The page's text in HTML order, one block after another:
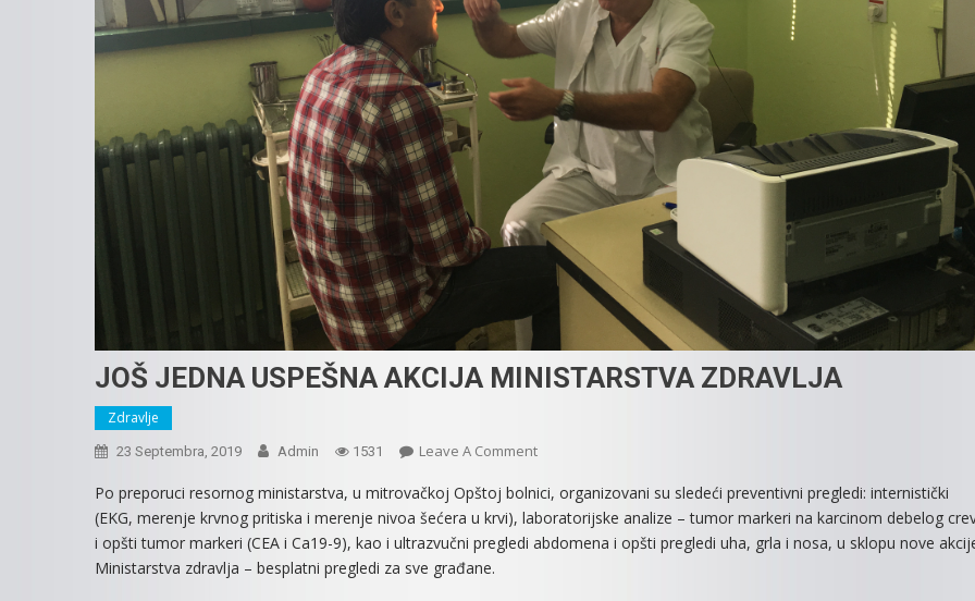
JOŠ JEDNA USPEŠNA AKCIJA MINISTARSTVA ZDRAVLJA
Zdravlje
23 Septembra, 2019 Admin 1531 Leave A CommentOn
JEDNA
USPEŠNA
AKCIJA
Po preporuci resornog ministarstva, u mitrovačkoj Opštoj bolnici, organizovani su sledeći preventivni pregledi: internistički
(EKG, merenje krvnog pritiska i merenje nivoa šećera u krvi), laboratorijske analize – tumor markeri na karcinom debelog
i opšti tumor markeri (CEA i Ca19-9), kao i ultrazvučni pregledi abdomena i opšti pregledi uha, grla i nosa, u sklopu nove
Ministarstva zdravlja – besplatni pregledi za sve građane.